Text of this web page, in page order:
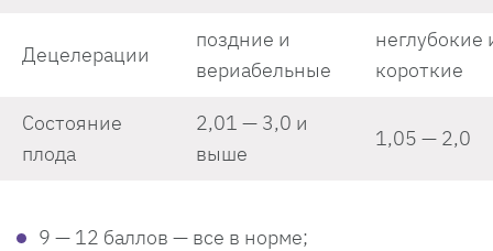
Децелерации
поздние и
вериабельные
неглубокие
короткие
Состояние
плода
2,01 — 3,0 и
выше
1,05 — 2,0
9 — 12 баллов — все в норме;